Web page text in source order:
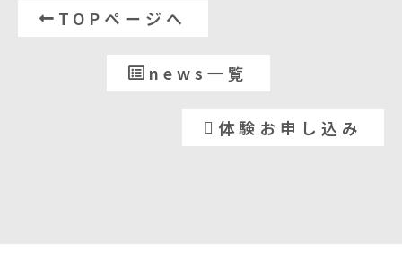
TOPページへ
news一覧
体験お申し込み